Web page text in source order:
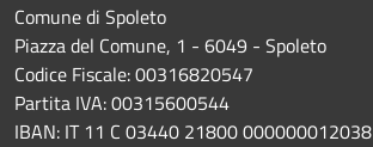
Comune di Spoleto
Piazza del Comune, 1 - 6049 - Spoleto
Codice Fiscale: 00316820547
Partita IVA: 00315600544
IBAN: IT 11 C 03440 21800 000000012038